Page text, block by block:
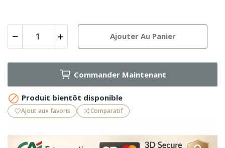
Ajouter Au Panier
Commander Maintenant
 Produit bientôt disponible
Ajout aux favoris Comparatif